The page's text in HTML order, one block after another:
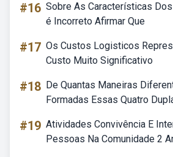
#16 Sobre As Características
é Incorreto Afirmar Que
#17 Os Custos Logisticos
Custo Muito Significativo
#18 De Quantas Maneiras
Formadas Essas Quatro
#19 Atividades Convivência E
Pessoas Na Comunidade 2